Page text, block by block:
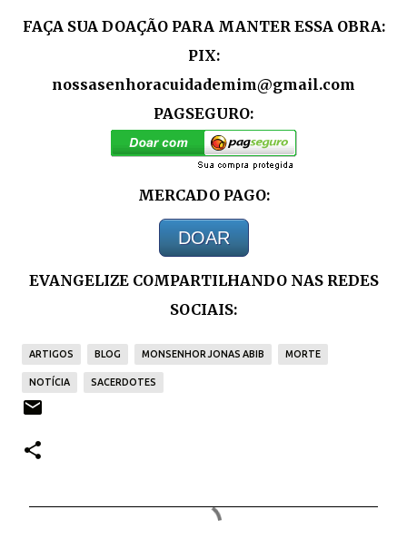
FAÇA SUA DOAÇÃO PARA MANTER ESSA OBRA:
PIX:
nossasenhoracuidademim@gmail.com
PAGSEGURO:
MERCADO PAGO:
DOAR
EVANGELIZE COMPARTILHANDO NAS REDES
SOCIAIS:
ARTIGOS BLOG MONSENHOR JONAS ABIB MORTE
NOTÍCIA SACERDOTES